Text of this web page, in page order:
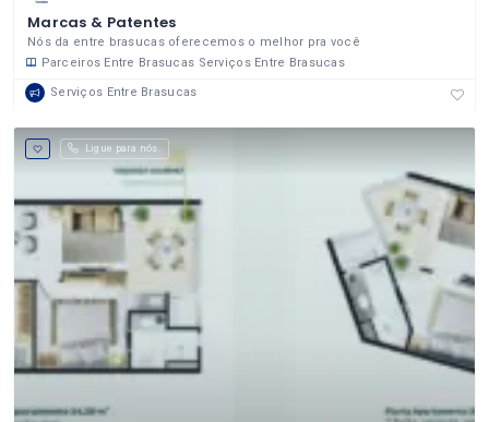
Marcas & Patentes
Nós da entre brasucas oferecemos o melhor pra você
Parceiros Entre Brasucas Serviços Entre Brasucas
Serviços Entre Brasucas
Ligue para nós.